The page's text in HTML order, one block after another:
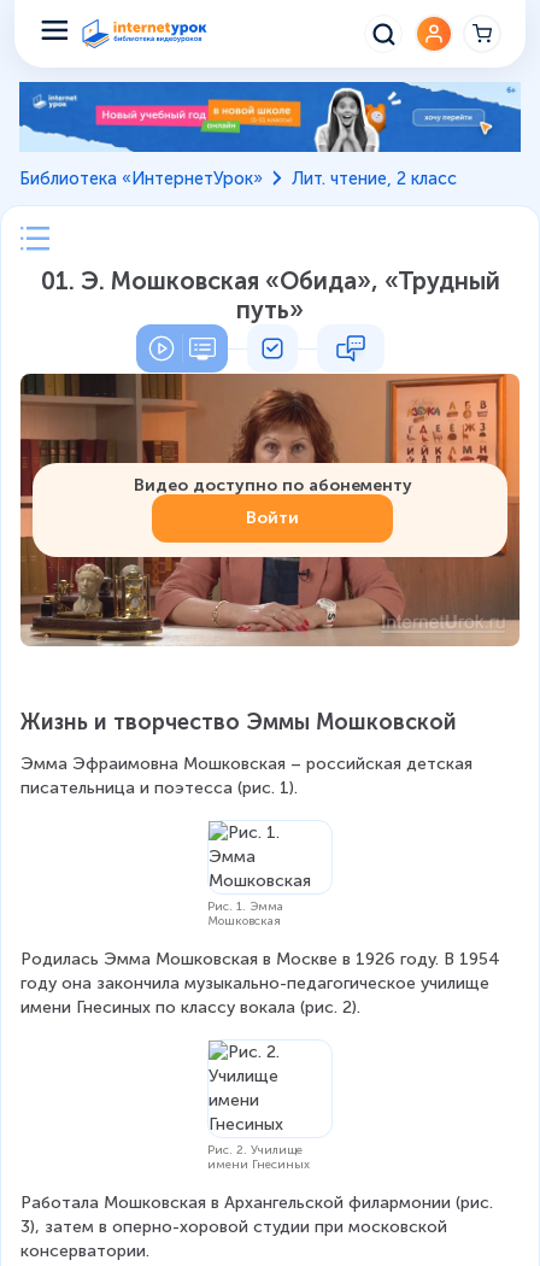
Библиотека «ИнтернетУрок» Лит. чтение, 2 класс
01. Э. Мошковская «Обида», «Трудный
путь»
Видео доступно по абонементу
Войти
Жизнь и творчество Эммы Мошковской
Эмма Эфраимовна Мошковская – российская детская
писательница и поэтесса (рис. 1).
Рис. 1. Эмма
Мошковская
Родилась Эмма Мошковская в Москве в 1926 году. В 1954
году она закончила музыкально-педагогическое училище
имени Гнесиных по классу вокала (рис. 2).
Рис. 2. Училище
имени Гнесиных
Работала Мошковская в Архангельской филармонии (рис.
3), затем в оперно-хоровой студии при московской
консерватории.